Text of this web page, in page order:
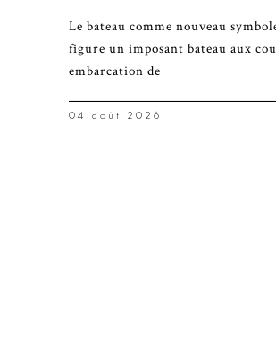
Le bateau comme nouveau
figure un imposant bateau aux
embarcation de
04 août 2026